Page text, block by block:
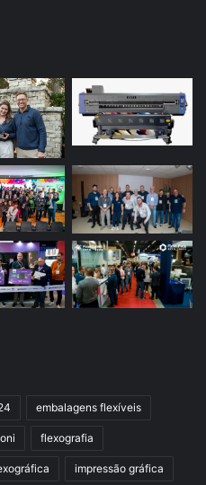
embalagens flexíveis
flexografia
impressão gráfica